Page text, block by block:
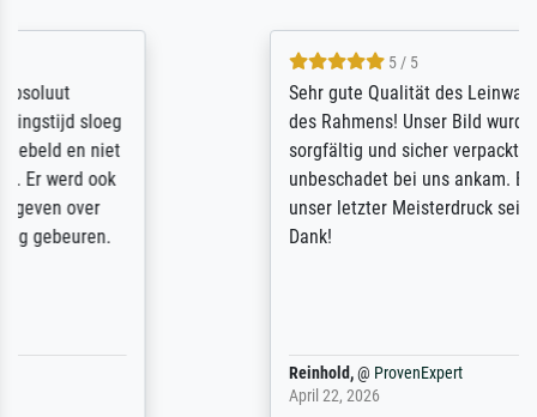
Sehr gute Qualität des Leinwanddrucks und
des Rahmens! Unser Bild wurde sehr
sorgfältig und sicher verpackt, so dass es
unbeschadet bei uns ankam. Es wird nicht
unser letzter Meisterdruck sein. Vielen
Dank!